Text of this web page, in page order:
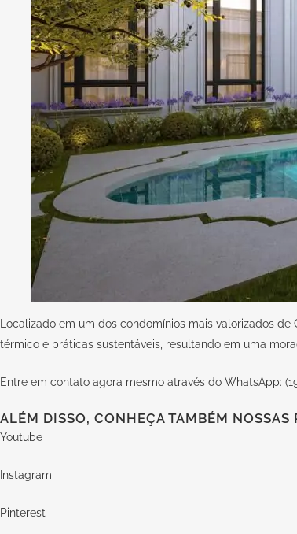
Localizado em um dos condomínios mais valorizados
térmico e práticas sustentáveis, resultando em uma
Entre em contato agora mesmo através do WhatsApp:
ALÉM DISSO, CONHEÇA TAMBÉM NOSSAS
Youtube
Instagram
Pinterest